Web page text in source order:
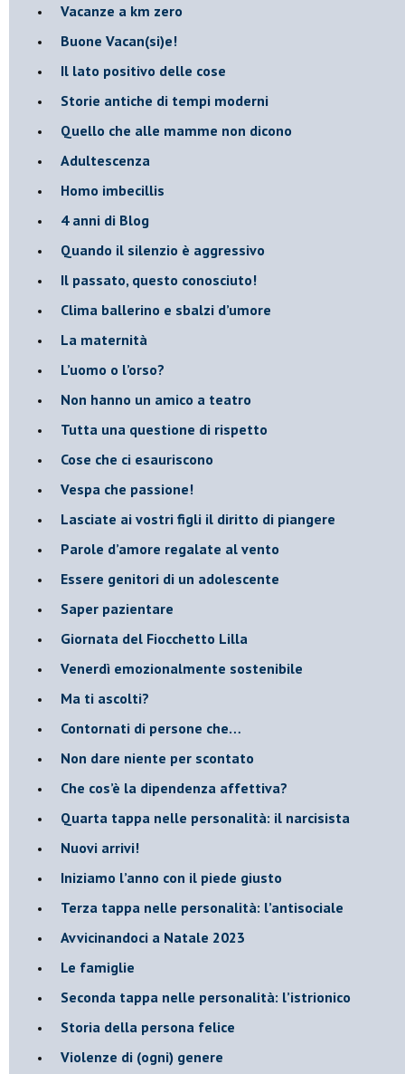
Vacanze a km zero
​Buone Vacan(si)e!
​Il lato positivo delle cose
​Storie antiche di tempi moderni
​Quello che alle mamme non dicono
Adultescenza
Homo imbecillis
​4 anni di Blog
Quando il silenzio è aggressivo
​Il passato, questo conosciuto!
​Clima ballerino e sbalzi d’umore
La maternità
​L’uomo o l’orso?
Non hanno un amico a teatro​
​Tutta una questione di rispetto
​Cose che ci esauriscono
​Vespa che passione!
​Lasciate ai vostri figli il diritto di piangere
​Parole d’amore regalate al vento
​Essere genitori di un adolescente
​Saper pazientare
​Giornata del Fiocchetto Lilla
​Venerdì emozionalmente sostenibile
Ma ti ascolti?
Contornati di persone che…
Non dare niente per scontato
Che cos’è la dipendenza affettiva?
Quarta tappa nelle personalità: il narcisista
​Nuovi arrivi!
​Iniziamo l’anno con il piede giusto
​Terza tappa nelle personalità: l’antisociale
​Avvicinandoci a Natale 2023
Le famiglie
Seconda tappa nelle personalità: l’istrionico
​Storia della persona felice
Violenze di (ogni) genere